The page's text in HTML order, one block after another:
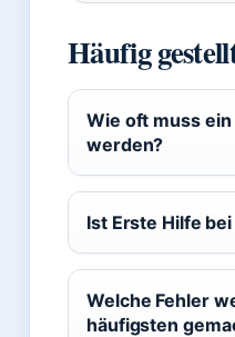
Häufig
Wie oft muss
werden?
Ist Erste Hilfe
Welche Fehler
häufigsten